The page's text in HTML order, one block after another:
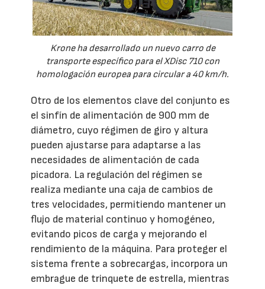
Krone ha desarrollado un nuevo carro de
transporte específico para el XDisc 710 con
homologación europea para circular a 40 km/h.
Otro de los elementos clave del conjunto es
el sinfín de alimentación de 900 mm de
diámetro, cuyo régimen de giro y altura
pueden ajustarse para adaptarse a las
necesidades de alimentación de cada
picadora. La regulación del régimen se
realiza mediante una caja de cambios de
tres velocidades, permitiendo mantener un
flujo de material continuo y homogéneo,
evitando picos de carga y mejorando el
rendimiento de la máquina. Para proteger el
sistema frente a sobrecargas, incorpora un
embrague de trinquete de estrella, mientras